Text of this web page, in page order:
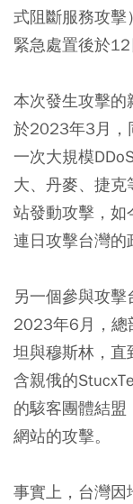
式阻斷服務攻擊
緊急處置後於12
本次發生攻擊的
於2023年3月，
一次大規模
大、丹麥、捷
站發動攻擊，如
連日攻擊台灣的
另一個參與攻擊
2023年6月，總
坦與穆斯林，直
含親俄的
的駭客團體結
網站的攻擊。
事實上，台灣因